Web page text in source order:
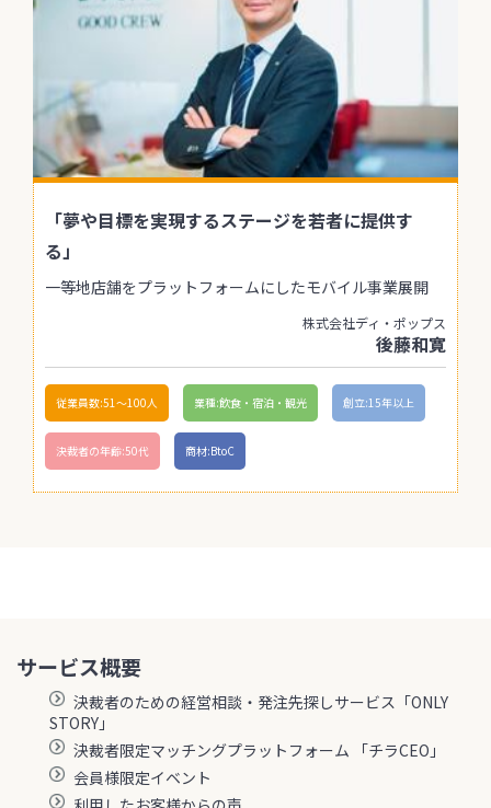
「夢や目標を実現するステージを若者に提供す
る」
一等地店舗をプラットフォームにしたモバイル事業展開
株式会社ディ・ポップス
後藤和寛
従業員数:51〜100人 業種:飲食・宿泊・観光 創立:15年以上
決裁者の年齢:50代 商材:BtoC
サービス概要
決裁者のための経営相談・発注先探しサービス「ONLY
STORY」
決裁者限定マッチングプラットフォーム 「チラCEO」
会員様限定イベント